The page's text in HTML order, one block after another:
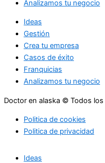
Analizamos tu negocio
Ideas
Gestión
Crea tu empresa
Casos de éxito
Franquicias
Analizamos tu negocio
Doctor en alaska © Todos
Politica de cookies
Politica de privacidad
Ideas